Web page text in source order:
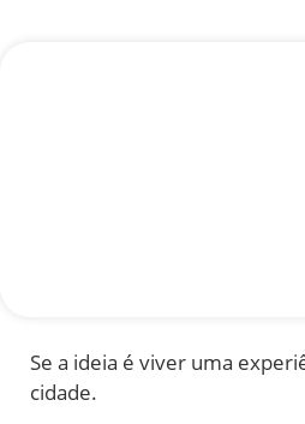
Se a ideia é viver uma
cidade.